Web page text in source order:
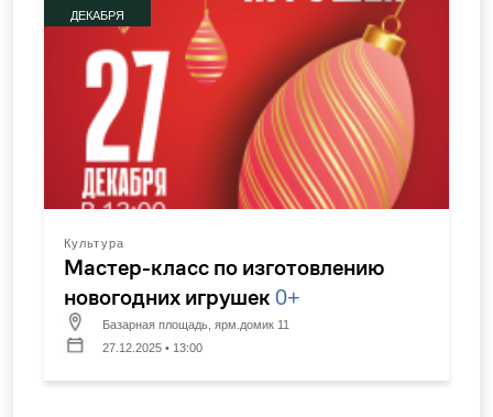
ДЕКАБРЯ
Культура
Мастер-класс по изготовлению
новогодних игрушек 0+
Базарная площадь, ярм.домик 11
27.12.2025 • 13:00